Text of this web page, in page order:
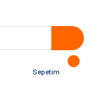
Sepetim